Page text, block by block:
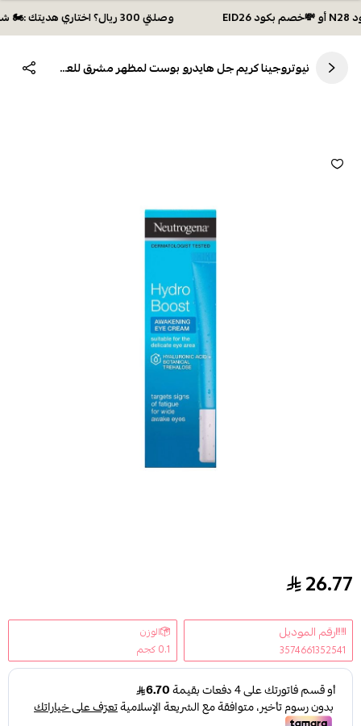
وصلتي 300 ريال؟ اختاري هديتك :🏍 شحن مجاني بكود N28 أو 💸خصم بكود EID26
نيوتروجينا كريم جل هايدرو بوست لمظهر مشرق للعين - 15 مل
نيوتروجينا كريم جل هايدرو بوست لمظهر مشرق للعين -
26.77
رقم الموديل
3574661352541
الوزن
0.1 كجم